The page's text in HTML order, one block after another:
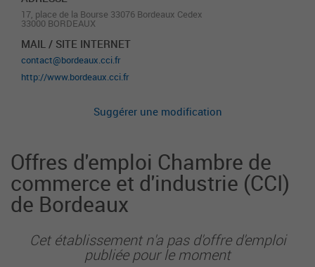
17, place de la Bourse 33076 Bordeaux Cedex
33000 BORDEAUX
MAIL / SITE INTERNET
contact@bordeaux.cci.fr
http://www.bordeaux.cci.fr
Suggérer une modification
Offres d'emploi Chambre de
commerce et d'industrie (CCI)
de Bordeaux
Cet établissement n'a pas d'offre d'emploi
publiée pour le moment